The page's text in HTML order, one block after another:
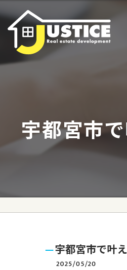
宇都宮市
宇都宮市で叶
2025/05/20